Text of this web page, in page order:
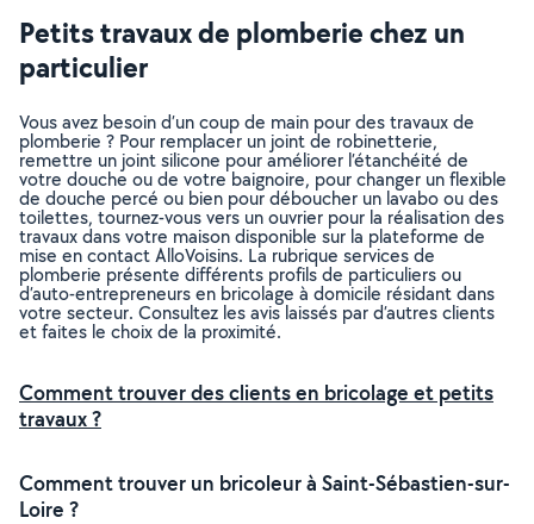
Petits travaux de plomberie chez un
particulier
Vous avez besoin d’un coup de main pour des travaux de
plomberie ? Pour remplacer un joint de robinetterie,
remettre un joint silicone pour améliorer l’étanchéité de
votre douche ou de votre baignoire, pour changer un flexible
de douche percé ou bien pour déboucher un lavabo ou des
toilettes, tournez-vous vers un ouvrier pour la réalisation des
travaux dans votre maison disponible sur la plateforme de
mise en contact AlloVoisins. La rubrique services de
plomberie présente différents profils de particuliers ou
d’auto-entrepreneurs en bricolage à domicile résidant dans
votre secteur. Consultez les avis laissés par d’autres clients
et faites le choix de la proximité.
Comment trouver des clients en bricolage et petits
travaux ?
Comment trouver un bricoleur à Saint-Sébastien-sur-
Loire ?